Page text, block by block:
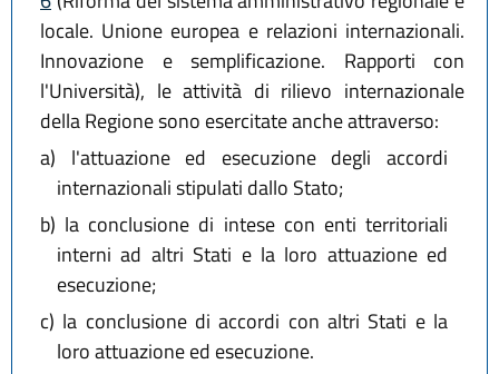
locale. Unione europea e relazioni internazionali.
Innovazione e semplificazione. Rapporti con
l'Università), le attività di rilievo internazionale
della Regione sono esercitate anche attraverso:
a) l'attuazione ed esecuzione degli accordi
internazionali stipulati dallo Stato;
b) la conclusione di intese con enti territoriali
interni ad altri Stati e la loro attuazione ed
esecuzione;
c) la conclusione di accordi con altri Stati e la
loro attuazione ed esecuzione.